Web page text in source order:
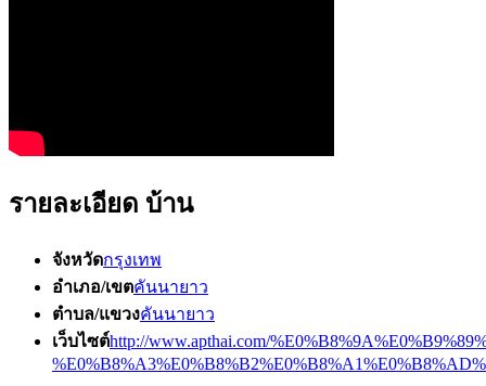
รายละเอียด บ้าน
จังหวัดกรุงเทพ
อำเภอ/เขตคันนายาว
ตำบล/แขวงคันนายาว
เว็บไซต์http://www.apthai.com/